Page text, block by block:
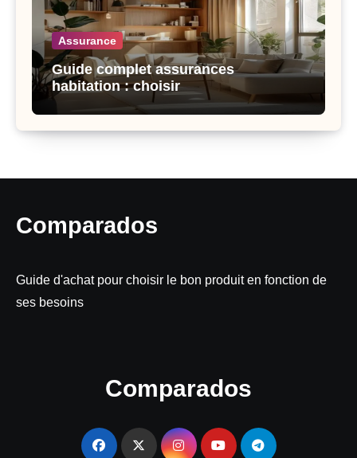
Assurance
Guide complet assurances
habitation : choisir
Comparados
Guide d'achat pour choisir le bon produit en fonction de
ses besoins
Comparados